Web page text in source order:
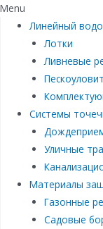
Menu
Линейный
Лотки
Ливневые
Системы
Уличные
Материалы
Газонные
Садовые